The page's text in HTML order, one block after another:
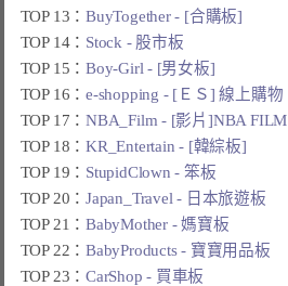
TOP 13：BuyTogether - [合購板]
TOP 14： Stock - 股市板
TOP 15：Boy-Girl - [男女板]
TOP 16：e-shopping - [ＥＳ] 線上購物
TOP 17：NBA_Film - [影片]NBA FILM
TOP 18：KR_Entertain - [韓綜板]
TOP 19： StupidClown - 笨板
TOP 20：Japan_Travel - 日本旅遊板
TOP 21：BabyMother - 媽寶板
TOP 22：BabyProducts - 寶寶用品板
TOP 23：CarShop - 買車板